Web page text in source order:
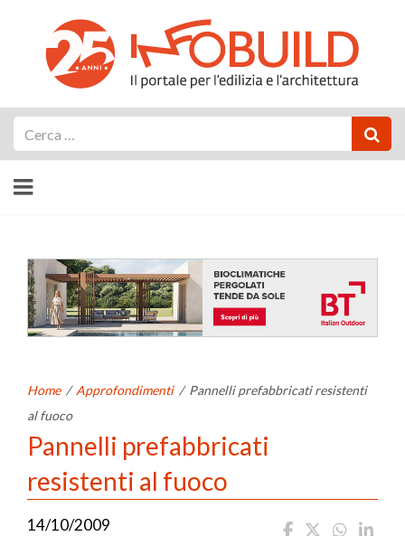
Home / Approfondimenti / Pannelli prefabbricati resistenti
al fuoco
Pannelli prefabbricati
resistenti al fuoco
14/10/2009